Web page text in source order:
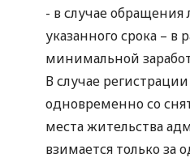
- в случае
указанного срока – в
минимальной
В случае
одновременно со
места жительства
взимается только